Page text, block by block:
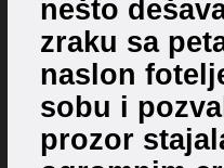
nešto
zraku sa
naslon
sobu i
prozor